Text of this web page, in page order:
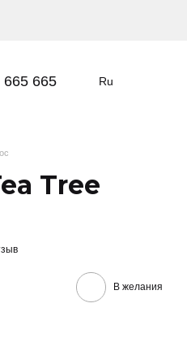
665 665 Ru
Tree
В желания